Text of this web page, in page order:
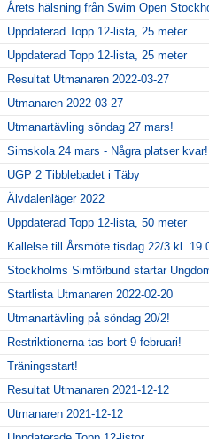
Årets hälsning från Swim Open
Uppdaterad Topp 12-lista, 25 meter
Uppdaterad Topp 12-lista, 25 meter
Resultat Utmanaren 2022-03-27
Utmanaren 2022-03-27
Utmanartävling söndag 27 mars!
Simskola 24 mars - Några platser kvar!
UGP 2 Tibblebadet i Täby
Älvdalenläger 2022
Uppdaterad Topp 12-lista, 50 meter
Kallelse till Årsmöte tisdag 22/3 kl.
Stockholms Simförbund startar
Startlista Utmanaren 2022-02-20
Utmanartävling på söndag 20/2!
Restriktionerna tas bort 9 februari!
Träningsstart!
Resultat Utmanaren 2021-12-12
Utmanaren 2021-12-12